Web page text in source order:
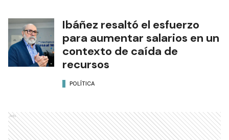
Ibáñez resaltó el esfuerzo
para aumentar salarios en un
contexto de caída de
recursos
POLÍTICA
Ads